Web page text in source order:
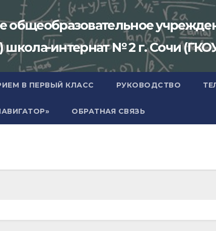
общеобразовательное
школа-интернат № 2 г. Сочи
В ПЕРВЫЙ КЛАСС РУКОВОДСТВО
ОБРАТНАЯ СВЯЗЬ